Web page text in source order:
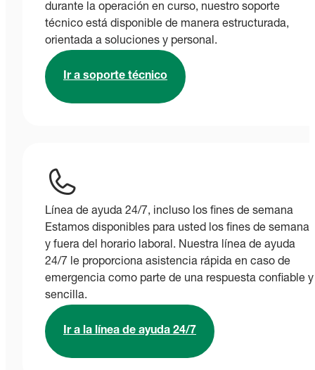
durante la operación en curso, nuestro soporte
técnico está disponible de manera estructurada,
orientada a soluciones y personal.
Ir a soporte técnico
Línea de ayuda 24/7, incluso los fines de semana
Estamos disponibles para usted los fines de semana
y fuera del horario laboral. Nuestra línea de ayuda
24/7 le proporciona asistencia rápida en caso de
emergencia como parte de una respuesta confiable y
sencilla.
Ir a la línea de ayuda 24/7